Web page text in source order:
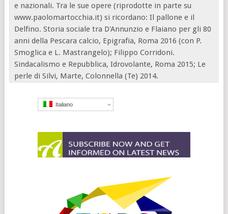
e nazionali. Tra le sue opere (riprodotte in parte su
www.paolomartocchia.it) si ricordano: Il pallone e il
Delfino. Storia sociale tra D'Annunzio e Flaiano per gli 80
anni della Pescara calcio, Epigrafia, Roma 2016 (con P.
Smoglica e L. Mastrangelo); Filippo Corridoni.
Sindacalismo e Repubblica, Idrovolante, Roma 2015; Le
perle di Silvi, Marte, Colonnella (Te) 2014.
Italiano